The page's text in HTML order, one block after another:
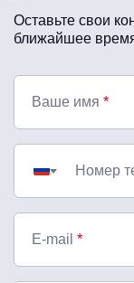
Оставьте свои
ближайшее
Ваше имя *
Номер
E-mail *